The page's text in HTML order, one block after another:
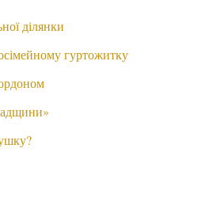
ділянки
гуртожитку